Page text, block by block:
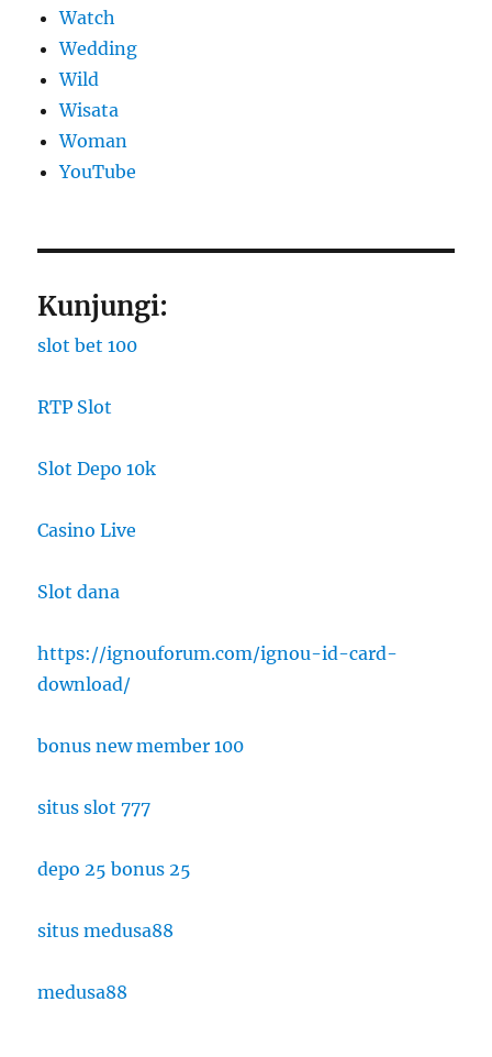
Watch
Wedding
Wild
Wisata
Woman
YouTube
Kunjungi:
slot bet 100
RTP Slot
Slot Depo 10k
Casino Live
Slot dana
https://ignouforum.com/ignou-id-card-
download/
bonus new member 100
situs slot 777
depo 25 bonus 25
situs medusa88
medusa88